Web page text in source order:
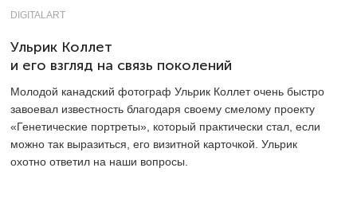
DIGITALART
Ульрик Коллет
и его взгляд на связь поколений
Молодой канадский фотограф Ульрик Коллет очень быстро
завоевал известность благодаря своему смелому проекту
«Генетические портреты», который практически стал, если
можно так выразиться, его визитной карточкой. Ульрик
охотно ответил на наши вопросы.